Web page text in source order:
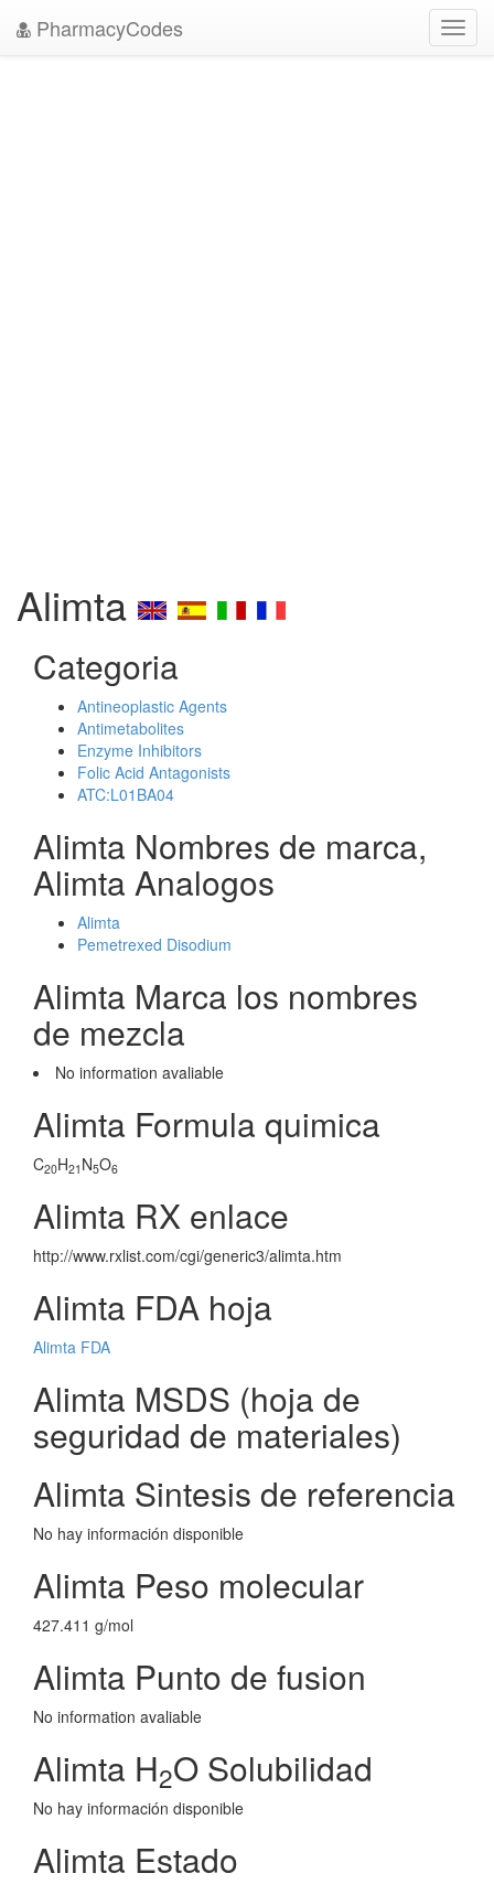
PharmacyCodes
Alimta
Categoria
Antineoplastic Agents
Antimetabolites
Enzyme Inhibitors
Folic Acid Antagonists
ATC:L01BA04
Alimta Nombres de marca,
Alimta Analogos
Alimta
Pemetrexed Disodium
Alimta Marca los nombres
de mezcla
No information avaliable
Alimta Formula quimica
C20H21 N5O6
Alimta RX enlace
http://www.rxlist.com/cgi/generic3/alimta.htm
Alimta FDA hoja
Alimta FDA
Alimta MSDS (hoja de
seguridad de materiales)
Alimta Sintesis de referencia
No hay información disponible
Alimta Peso molecular
427.411 g/mol
Alimta Punto de fusion
No information avaliable
Alimta H2O Solubilidad
No hay información disponible
Alimta Estado